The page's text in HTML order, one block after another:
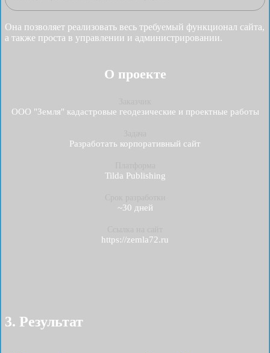
Она позволяет реализовать весь требуемый функционал сайта,
а также проста в управлении и администрировании.
О проекте
ООО "Земля" кадастровые геодезические и проектные работы
Разработать корпоративный сайт
Tilda Publishing
~30 дней
https://zemla72.ru
3. Результат